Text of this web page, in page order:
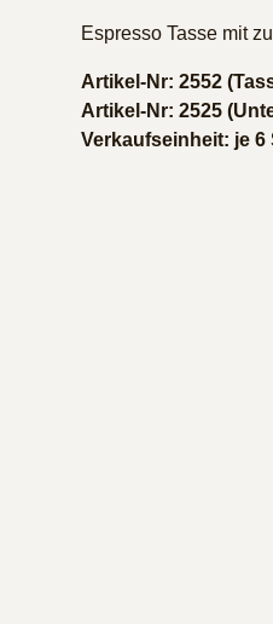
Espresso Tasse mit
Artikel-Nr: 2552
Artikel-Nr: 2525
Verkaufseinheit: je 6